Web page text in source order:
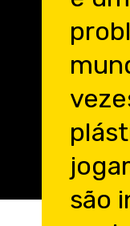
são